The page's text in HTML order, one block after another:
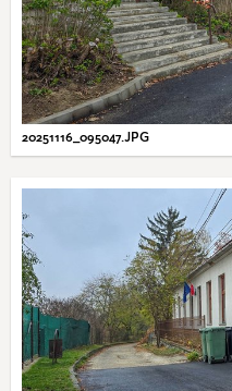
20251116_095047.JPG